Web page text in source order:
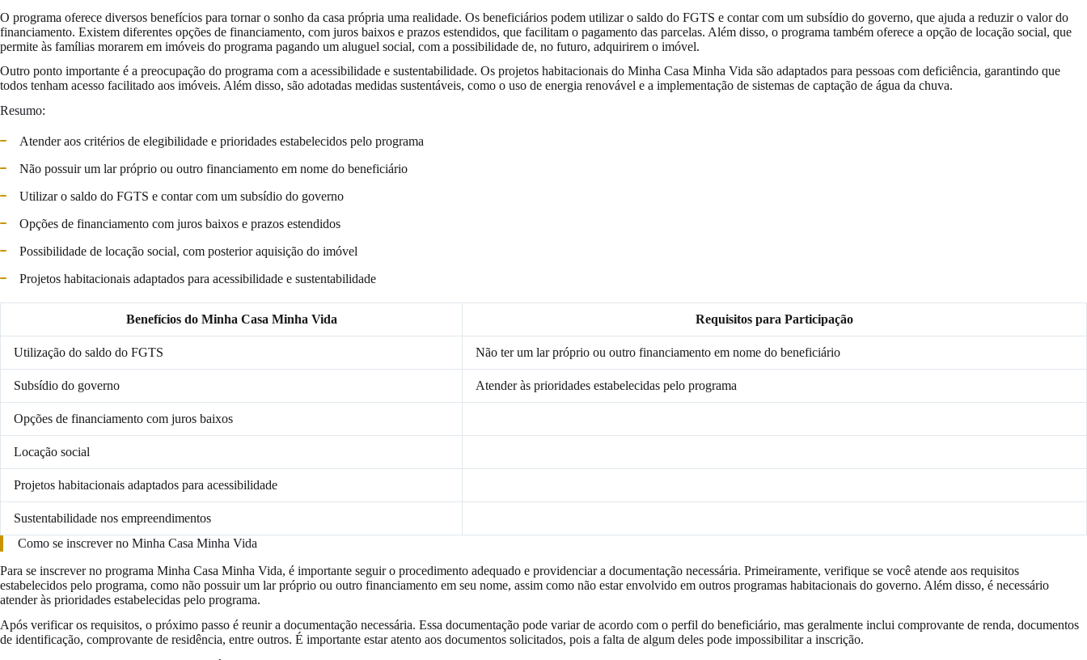
O programa oferece diversos benefícios para tornar o sonho da casa própria uma realidade. Os beneficiários podem utilizar o saldo do FGTS e contar com um subsídio do governo, que ajuda a reduzir o valor do
financiamento. Existem diferentes opções de financiamento, com juros baixos e prazos estendidos, que facilitam o pagamento das parcelas. Além disso, o programa também oferece a opção de locação social, que
permite às famílias morarem em imóveis do programa pagando um aluguel social, com a possibilidade de, no futuro, adquirirem o imóvel.
Outro ponto importante é a preocupação do programa com a acessibilidade e sustentabilidade. Os projetos habitacionais do Minha Casa Minha Vida são adaptados para pessoas com deficiência, garantindo que
todos tenham acesso facilitado aos imóveis. Além disso, são adotadas medidas sustentáveis, como o uso de energia renovável e a implementação de sistemas de captação de água da chuva.
Resumo:
Atender aos critérios de elegibilidade e prioridades estabelecidos pelo programa
Não possuir um lar próprio ou outro financiamento em nome do beneficiário
Utilizar o saldo do FGTS e contar com um subsídio do governo
Opções de financiamento com juros baixos e prazos estendidos
Possibilidade de locação social, com posterior aquisição do imóvel
Projetos habitacionais adaptados para acessibilidade e sustentabilidade
Benefícios do Minha Casa Minha Vida Requisitos para Participação
Utilização do saldo do FGTS Não ter um lar próprio ou outro financiamento em nome do beneficiário
Subsídio do governo Atender às prioridades estabelecidas pelo programa
Opções de financiamento com juros baixos
Locação social
Projetos habitacionais adaptados para acessibilidade
Sustentabilidade nos empreendimentos
Como se inscrever no Minha Casa Minha Vida
Para se inscrever no programa Minha Casa Minha Vida, é importante seguir o procedimento adequado e providenciar a documentação necessária. Primeiramente, verifique se você atende aos requisitos
estabelecidos pelo programa, como não possuir um lar próprio ou outro financiamento em seu nome, assim como não estar envolvido em outros programas habitacionais do governo. Além disso, é necessário
atender às prioridades estabelecidas pelo programa.
Após verificar os requisitos, o próximo passo é reunir a documentação necessária. Essa documentação pode variar de acordo com o perfil do beneficiário, mas geralmente inclui comprovante de renda, documentos
de identificação, comprovante de residência, entre outros. É importante estar atento aos documentos solicitados, pois a falta de algum deles pode impossibilitar a inscrição.